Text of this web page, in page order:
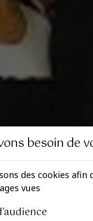
besoin de
des cookies
vues